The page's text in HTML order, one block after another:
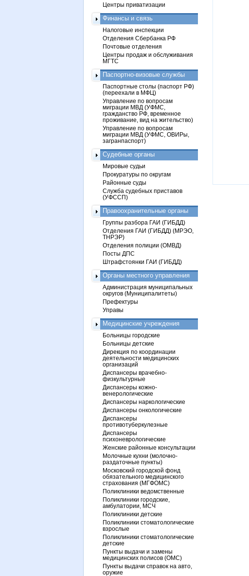
Центры приватизации
Финансы и связь
Налоговые инспекции
Отделения Сбербанка РФ
Почтовые отделения
Центры продаж и обслуживания
МГТС
Паспортно-визовые службы
Паспортные столы (паспорт РФ)
(переехали в МФЦ)
Управление по вопросам
миграции МВД (УФМС,
гражданство РФ, временное
проживание, вид на жительство)
Управление по вопросам
миграции МВД (УФМС, ОВИРы,
загранпаспорт)
Судебные органы
Мировые судьи
Прокуратуры по округам
Районные суды
Служба судебных приставов
(УФССП)
Правоохранительные органы
Группы разбора ГАИ (ГИБДД)
Отделения ГАИ (ГИБДД) (МРЭО,
ТНРЭР)
Отделения полиции (ОМВД)
Посты ДПС
Штрафстоянки ГАИ (ГИБДД)
Органы местного управления
Администрация муниципальных
округов (Муниципалитеты)
Префектуры
Управы
Медицинские учреждения
Больницы городские
Больницы детские
Дирекция по координации
деятельности медицинских
организаций
Диспансеры врачебно-
физкультурные
Диспансеры кожно-
венерологические
Диспансеры наркологические
Диспансеры онкологические
Диспансеры
противотуберкулезные
Диспансеры
психоневрологические
Женские районные консультации
Молочные кухни (молочно-
раздаточные пункты)
Московский городской фонд
обязательного медицинского
страхования (МГФОМС)
Поликлиники ведомственные
Поликлиники городские,
амбулатории, МСЧ
Поликлиники детские
Поликлиники стоматологические
взрослые
Поликлиники стоматологические
детские
Пункты выдачи и замены
медицинских полисов (ОМС)
Пункты выдачи справок на авто,
оружие